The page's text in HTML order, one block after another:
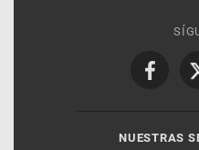
NUESTRAS